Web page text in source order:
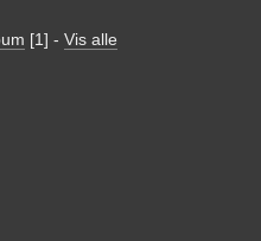
[1] - Vis alle